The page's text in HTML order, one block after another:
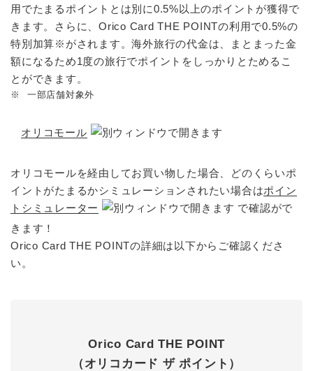
用でたまるポイントとは別に0.5%以上のポイントが獲得で
きます。さらに、Orico Card THE POINTの利用で0.5%の
特別加算※がされます。海外旅行の代金は、まとまった金
額になるため1度の旅行でポイントをしっかりとためるこ
とができます。
※ 一部店舗対象外
オリコモール
オリコモールを経由してお買い物した場合、どのくらいポ
イントがたまるかシミュレーションされたい場合はポイン
トシミュレーター
で確認がで
きます！
Orico Card THE POINTの詳細は以下からご確認くださ
い。
Orico Card THE POINT
（オリコカード ザ ポイント）